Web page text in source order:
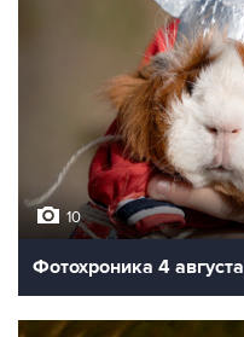
10
Фотохроника 4 августа